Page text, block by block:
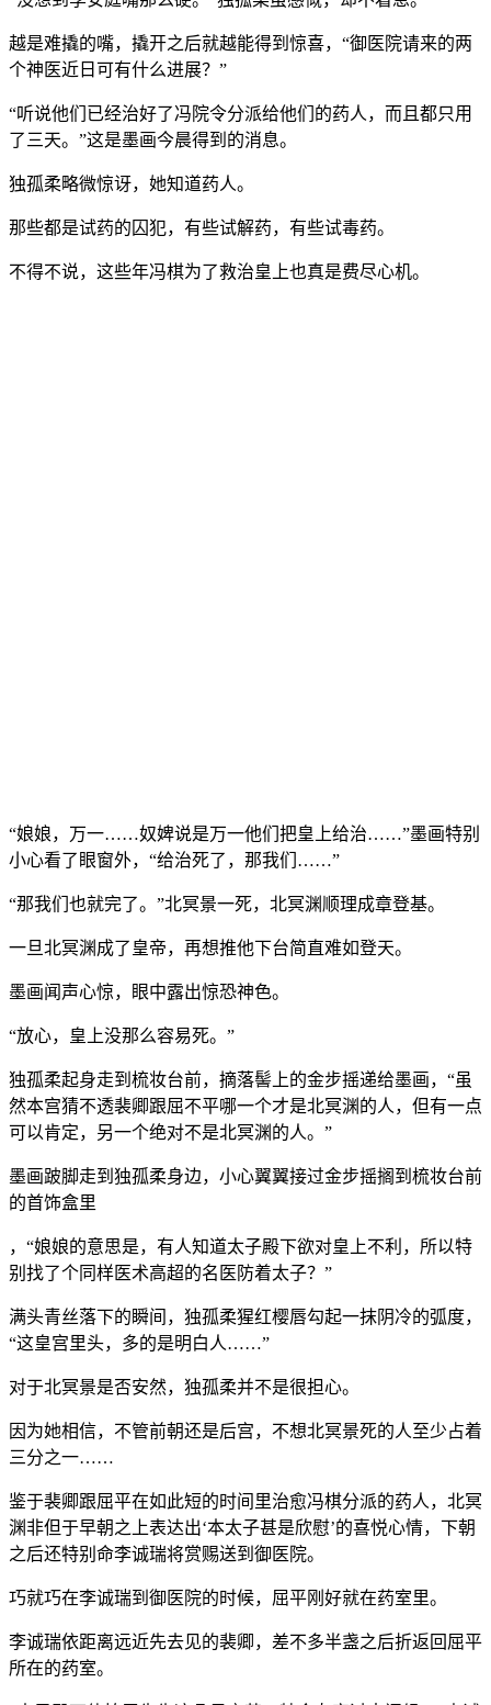
越是难撬的嘴，撬开之后就越能得到惊喜，“御医院请来的两
个神医近日可有什么进展？”
“听说他们已经治好了冯院令分派给他们的药人，而且都只用
了三天。”这是墨画今晨得到的消息。
独孤柔略微惊讶，她知道药人。
那些都是试药的囚犯，有些试解药，有些试毒药。
不得不说，这些年冯棋为了救治皇上也真是费尽心机。
“娘娘，万一……奴婢说是万一他们把皇上给治……”墨画特别
小心看了眼窗外，“给治死了，那我们……”
“那我们也就完了。”北冥景一死，北冥渊顺理成章登基。
一旦北冥渊成了皇帝，再想推他下台简直难如登天。
墨画闻声心惊，眼中露出惊恐神色。
“放心，皇上没那么容易死。”
独孤柔起身走到梳妆台前，摘落髻上的金步摇递给墨画，“虽
然本宫猜不透裴卿跟屈不平哪一个才是北冥渊的人，但有一点
可以肯定，另一个绝对不是北冥渊的人。”
墨画跛脚走到独孤柔身边，小心翼翼接过金步摇搁到梳妆台前
的首饰盒里
，“娘娘的意思是，有人知道太子殿下欲对皇上不利，所以特
别找了个同样医术高超的名医防着太子？”
满头青丝落下的瞬间，独孤柔猩红樱唇勾起一抹阴冷的弧度，
“这皇宫里头，多的是明白人……”
对于北冥景是否安然，独孤柔并不是很担心。
因为她相信，不管前朝还是后宫，不想北冥景死的人至少占着
三分之一……
鉴于裴卿跟屈平在如此短的时间里治愈冯棋分派的药人，北冥
渊非但于早朝之上表达出‘本太子甚是欣慰’的喜悦心情，下朝
之后还特别命李诚瑞将赏赐送到御医院。
巧就巧在李诚瑞到御医院的时候，屈平刚好就在药室里。
李诚瑞依距离远近先去见的裴卿，差不多半盏之后折返回屈平
所在的药室。